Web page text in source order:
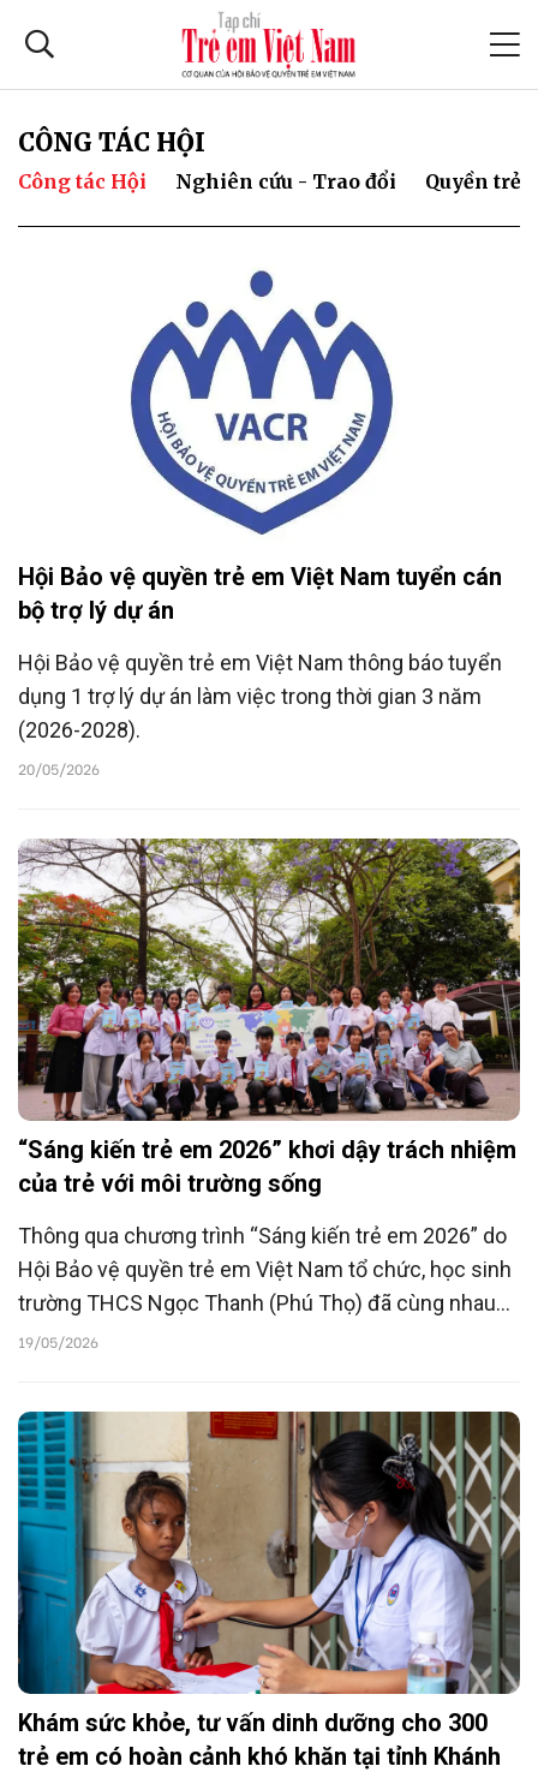
CÔNG TÁC HỘI
Công tác Hội Nghiên cứu - Trao đổi Quyền trẻ
Hội Bảo vệ quyền trẻ em Việt Nam tuyển cán
bộ trợ lý dự án
Hội Bảo vệ quyền trẻ em Việt Nam thông báo tuyển
dụng 1 trợ lý dự án làm việc trong thời gian 3 năm
(2026-2028).
20/05/2026
“Sáng kiến trẻ em 2026” khơi dậy trách nhiệm
của trẻ với môi trường sống
Thông qua chương trình “Sáng kiến trẻ em 2026” do
Hội Bảo vệ quyền trẻ em Việt Nam tổ chức, học sinh
trường THCS Ngọc Thanh (Phú Thọ) đã cùng nhau
nhận diện những vấn đề ảnh hưởng tới trẻ em tại địa
vững.
19/05/2026
Khám sức khỏe, tư vấn dinh dưỡng cho 300
trẻ em có hoàn cảnh khó khăn tại tỉnh Khánh